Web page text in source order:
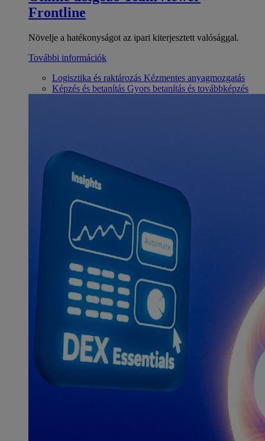
Frontline
Növelje a hatékonyságot az ipari kiterjesztett valósággal.
További információk
Logisztika és raktározás Kézmentes anyagmozgatás
Képzés és betanítás Gyors betanítás és továbbképzés